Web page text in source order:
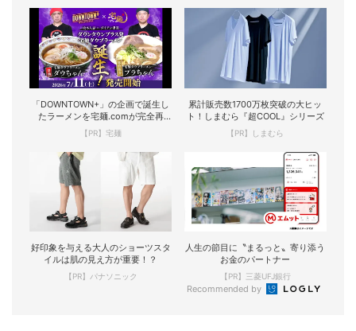
「DOWNTOWN+」の企画で誕生し
たラーメンを宅麺.comが完全再
現！
【PR】宅麺
累計販売数1700万枚突破の大ヒッ
ト！しまむら『超COOL』シリーズ
【PR】しまむら
好印象を与える大人のショーツスタ
イルは肌の見え方が重要！？
【PR】パナソニック
人生の節目に〝まるっと〟寄り添う
お金のパートナー
【PR】三菱UFJ銀行
Recommended by